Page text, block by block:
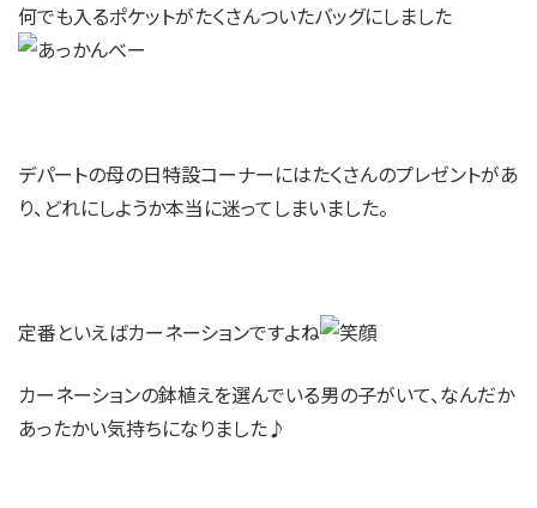
何でも入るポケットがたくさんついたバッグにしました
デパートの母の日特設コーナーにはたくさんのプレゼントがあ
り、どれにしようか本当に迷ってしまいました。
定番といえばカーネーションですよね
カーネーションの鉢植えを選んでいる男の子がいて、なんだか
あったかい気持ちになりました♪